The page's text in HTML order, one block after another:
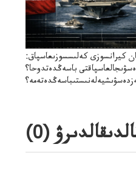
كيرانسوزى كەلىسسوزىعاسپاق:
باسەڭدەتدوحا؟
(
0
)